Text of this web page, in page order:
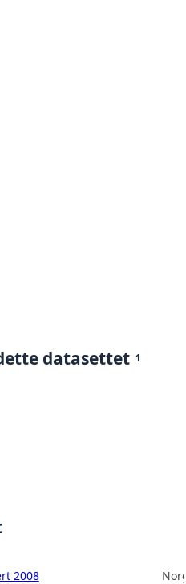
datasettet 1
2008